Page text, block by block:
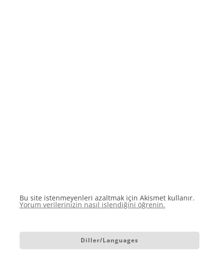
Bu site istenmeyenleri azaltmak için Akismet kullanır.
Yorum verilerinizin nasıl işlendiğini öğrenin.
Diller/Languages